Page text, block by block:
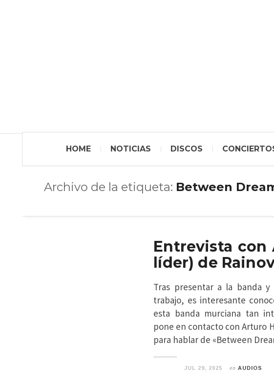
HOME NOTICIAS DISCOS
Archivo de la etiqueta: Between
Entrevista
líder) de
Tras presentar a la banda
trabajo, es interesante
esta banda murciana tan
pone en contacto con Arturo
para hablar de «Between
JUL 29, 2025 en AUDIOS